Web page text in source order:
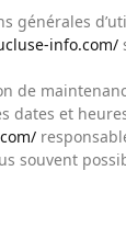
générales
info.com/
de
dates et
souvent